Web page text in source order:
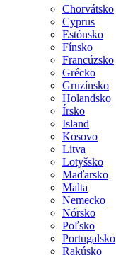
Chorvátsko
Cyprus
Estónsko
Fínsko
Francúzsko
Grécko
Gruzínsko
Holandsko
Írsko
Island
Kosovo
Litva
Lotyšsko
Maďarsko
Malta
Nemecko
Nórsko
Poľsko
Portugalsko
Rakúsko